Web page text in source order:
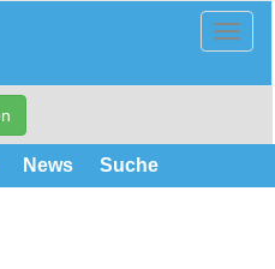
News Suche